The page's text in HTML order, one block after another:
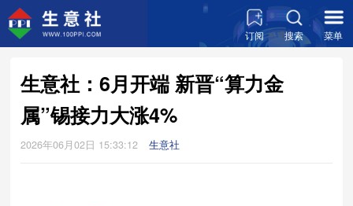
订阅 搜索 菜单
生意社：6月开端 新晋“算力金
属”锡接力大涨4%
2026年06月02日 15:33:12 生意社